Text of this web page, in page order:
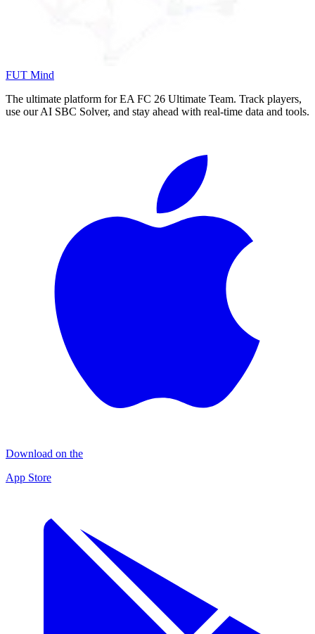
FUT Mind
The ultimate platform for EA FC 26 Ultimate Team. Track players,
use our AI SBC Solver, and stay ahead with real-time data and tools.
Download on the
App Store